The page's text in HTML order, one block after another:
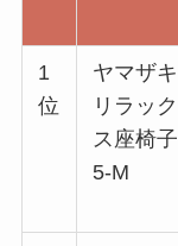
1
位
ヤマザキ
リラック
ス座椅子
5-M